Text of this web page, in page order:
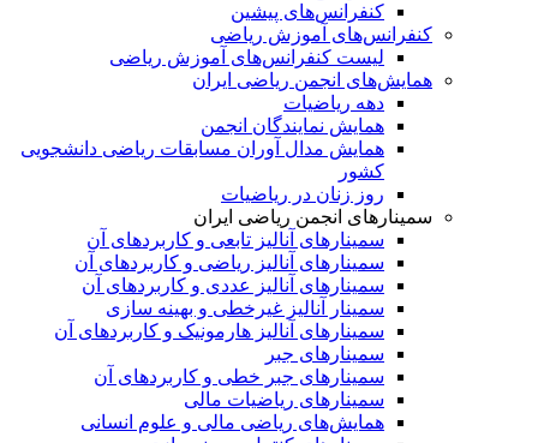
کنفرانس‎‌های پیشین
کنفرانس‌های آموزش ریاضی
لیست کنفرانس‌های آموزش ریاضی
همایش‌های انجمن ریاضی ایران
دهه ریاضیات
همایش نمایندگان انجمن
همایش مدال آوران مسابقات ریاضی دانشجویی
کشور
روز زنان در ریاضیات
سمینارهای انجمن ریاضی ایران
سمینارهای آنالیز تابعی و کاربردهای آن
سمینارهای آنالیز ریاضی و کاربردهای آن
سمینارهای آنالیز عددی و کاربردهای آن
سمینار آنالیز غیرخطی و بهینه سازی
سمینارهای آنالیز هارمونیک و کاربردهای آن
سمینار‌های جبر
سمینارهای جبر خطی و کاربردهای آن
سمینار‌های ریاضیات مالی
همایش‌های ریاضی مالی و علوم انسانی